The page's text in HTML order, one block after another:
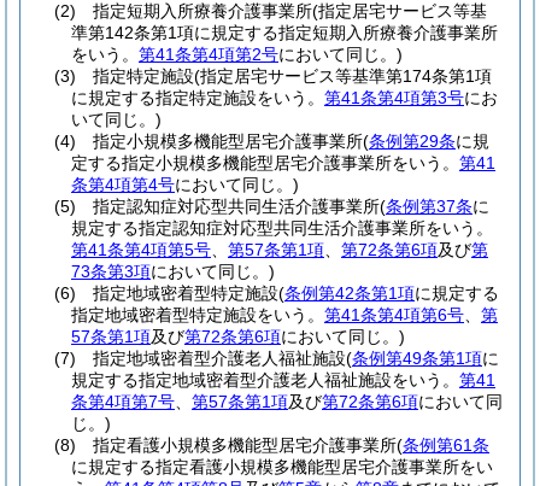
(2)
指定短期入所療養介護事業所(指定居宅サービス等基
準第142条第1項に規定する指定短期入所療養介護事業所
をいう。 第41条第4項第2号において同じ。)
(3)
指定特定施設(指定居宅サービス等基準第174条第1項
に規定する指定特定施設をいう。 第41条第4項第3号にお
いて同じ。)
(4)
指定小規模多機能型居宅介護事業所(条例第29条に規
定する指定小規模多機能型居宅介護事業所をいう。 第41
条第4項第4号において同じ。)
(5)
指定認知症対応型共同生活介護事業所(条例第37条に
規定する指定認知症対応型共同生活介護事業所をいう。
第41条第4項第5号
第57条第1項 第72条第6項及び第
73条第3項において同じ。)
(6)
指定地域密着型特定施設(条例第42条第1項に規定する
指定地域密着型特定施設をいう。 第41条第4項第6号
第
57条第1項及び第72条第6項において同じ。)
(7)
指定地域密着型介護老人福祉施設(条例第49条第1項に
規定する指定地域密着型介護老人福祉施設をいう。 第41
条第4項第7号
第57条第1項及び第72条第6項において同
じ。)
(8)
指定看護小規模多機能型居宅介護事業所(条例第61条
に規定する指定看護小規模多機能型居宅介護事業所をい